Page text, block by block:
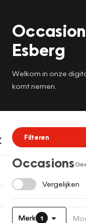
Esberg
Welkom in onze
komt nemen.
Filteren
Occasions
Vergelijken
Merk 1